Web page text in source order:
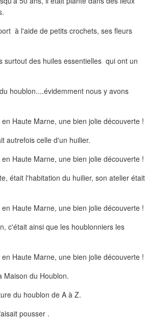
à l'aide de petits crochets, ses fleurs
surtout des huiles essentielles qui ont un
houblon....évidemment nous y avons
autrefois celle d'un huilier.
était l'habitation du huilier, son atelier était
c'était ainsi que les houblonniers les
Maison du Houblon.
du houblon de A à Z.
pousser .